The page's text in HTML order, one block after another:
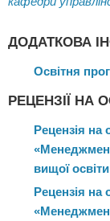
ДОДАТКОВА
Освітня
РЕЦЕНЗІЇ НА
Рецензія на
вищої
Рецензія на